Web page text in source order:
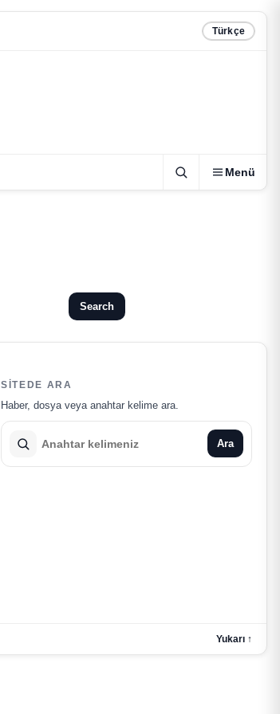
Türkçe
Menü
Search
SITEDE ARA
Haber, dosya veya anahtar kelime ara.
Ara
Yukarı ↑